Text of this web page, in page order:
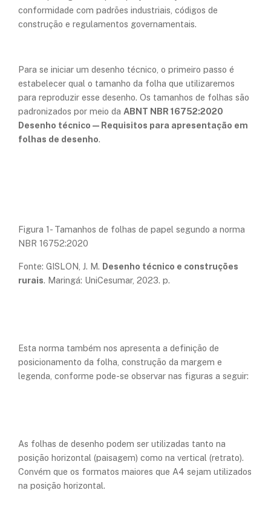
conformidade com padrões industriais, códigos de
construção e regulamentos governamentais.
Para se iniciar um desenho técnico, o primeiro passo é
estabelecer qual o tamanho da folha que utilizaremos
para reproduzir esse desenho. Os tamanhos de folhas são
padronizados por meio da ABNT NBR 16752:2020
Desenho técnico — Requisitos para apresentação em
folhas de desenho.
Figura 1- Tamanhos de folhas de papel segundo a norma
NBR 16752:2020
Fonte: GISLON, J. M. Desenho técnico e construções
rurais. Maringá: UniCesumar, 2023. p.
Esta norma também nos apresenta a definição de
posicionamento da folha, construção da margem e
legenda, conforme pode-se observar nas figuras a seguir:
As folhas de desenho podem ser utilizadas tanto na
posição horizontal (paisagem) como na vertical (retrato).
Convém que os formatos maiores que A4 sejam utilizados
na posição horizontal.